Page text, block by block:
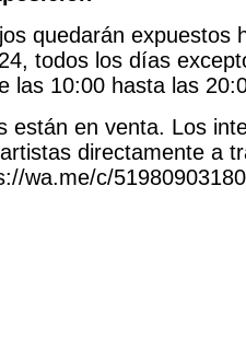
quedarán expuestos
todos los días
las 10:00 hasta las
están en venta. Los
directamente a
wa.me/c/51980903180